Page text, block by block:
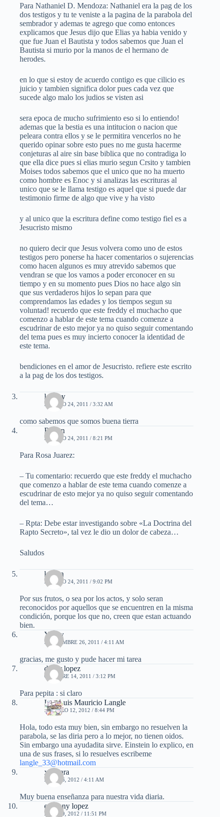
Para Nathaniel D. Mendoza: Nathaniel era la pag de los
dos testigos y tu te veniste a la pagina de la parabola del
sembrador y ademas te agrego que como entonces
explicamos que Jesus dijo que Elias ya habia venido y
que fue Juan el Bautista y todos sabemos que Juan el
Bautista si murio por la manos de el hermano de
herodes.
en lo que si estoy de acuerdo contigo es que cilicio es
juicio y tambien significa dolor pues cada vez que
sucede algo malo los judios se visten asi
sera epoca de mucho sufrimiento eso si lo entiendo!
ademas que la bestia es una intitucion o nacion que
peleara contra ellos y se le permitira vencerlos no he
querido opinar sobre esto pues no me gusta hacerme
conjeturas al aire sin base biblica que no contradiga lo
que ella dice pues si elias murio segun Crsito y tambien
Moises todos sabemos que el unico que no ha muerto
como hombre es Enoc y si analizas las escrituras al
unico que se le llama testigo es aquel que si puede dar
testimonio firme de algo que vive y ha visto
y al unico que la escritura define como testigo fiel es a
Jesucristo mismo
no quiero decir que Jesus volvera como uno de estos
testigos pero ponerse ha hacer comentarios o sujerencias
como hacen algunos es muy atrevido sabemos que
vendran se que los vamos a poder erconocer en su
tiempo y en su momento pues Dios no hace algo sin
que sus verdaderos hijos lo sepan para que
comprendamos las edades y los tiempos segun su
voluntad! recuerdo que este freddy el muchacho que
comenzo a hablar de este tema cuando comenze a
escudrinar de esto mejor ya no quiso seguir comentando
del tema pues es muy incierto conocer la identidad de
este tema.
bendiciones en el amor de Jesucristo. refiere este escrito
a la pag de los dos testigos.
loreley
AGOSTO 24, 2011 / 3:32 AM
como sabemos que somos buena tierra
Ruben
AGOSTO 24, 2011 / 8:21 PM
Para Rosa Juarez:
– Tu comentario: recuerdo que este freddy el muchacho
que comenzo a hablar de este tema cuando comenze a
escudrinar de esto mejor ya no quiso seguir comentando
del tema…
– Rpta: Debe estar investigando sobre «La Doctrina del
Rapto Secreto», tal vez le dio un dolor de cabeza…
Saludos
kardin
AGOSTO 24, 2011 / 9:02 PM
Por sus frutos, o sea por los actos, y solo seran
reconocidos por aquellos que se encuentren en la misma
condición, porque los que no, creen que estan actuando
bien.
Yeffry
SEPTIEMBRE 26, 2011 / 4:11 AM
gracias, me gusto y pude hacer mi tarea
didier lopez
OCTUBRE 14, 2011 / 3:12 PM
Para pepita : si claro
Lic. Luis Mauricio Langle
FEBRERO 12, 2012 / 8:44 PM
Hola, todo esta muy bien, sin embargo no resuelven la
parabola, se las diria pero a lo mejor, no tienen oidos.
Sin embargo una ayudadita sirve. Einstein lo explico, en
una de sus frases, si lo resuelves escribeme
langle_33@hotmail.com
xiomara
ABRIL 6, 2012 / 4:11 AM
Muy buena enseñanza para nuestra vida diaria.
estefany lopez
ABRIL 9, 2012 / 11:51 PM